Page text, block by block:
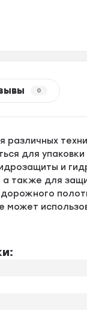
0
различных
для
и
также для
может